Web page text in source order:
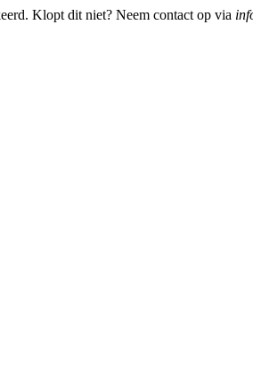
Klopt dit niet? Neem contact op via